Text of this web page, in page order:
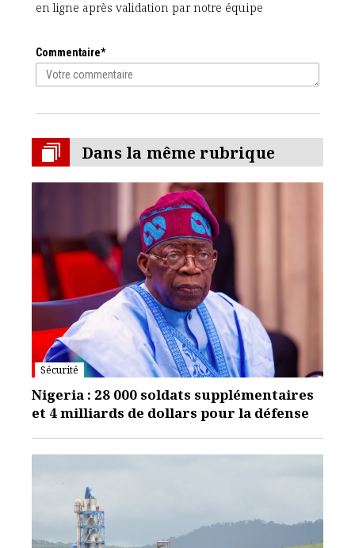
en ligne après validation par notre équipe
Commentaire*
Dans la même rubrique
Sécurité
Nigeria : 28 000 soldats supplémentaires
et 4 milliards de dollars pour la défense